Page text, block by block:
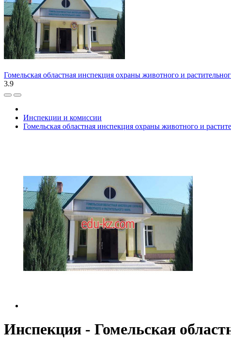
Гомельская областная инспекция охраны животного и
3.9
Инспекции и комиссии
Гомельская областная инспекция охраны животного и
Инспекция - Гомельская